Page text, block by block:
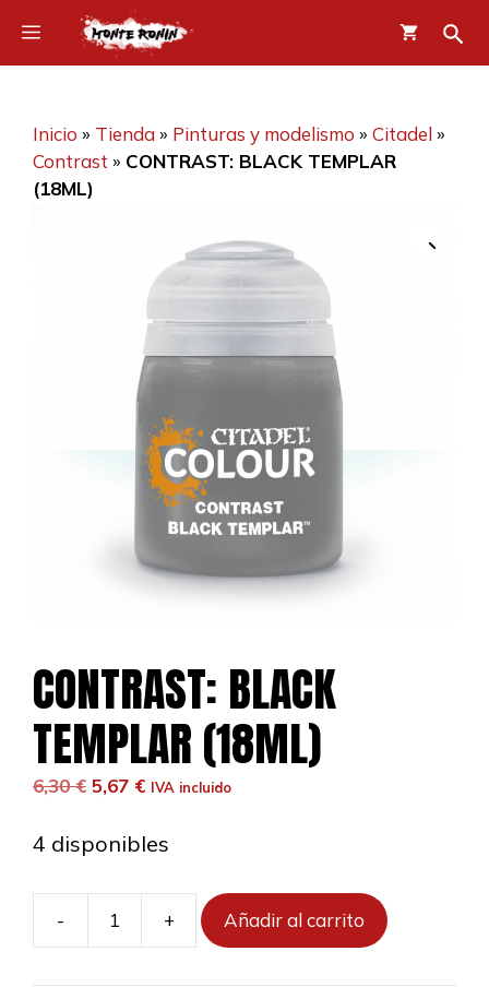
contenido
Menú
Inicio » Tienda» Pinturas y modelismo » Citadel»
Contrast » CONTRAST: BLACK TEMPLAR
(18ML)
CONTRAST: BLACK
TEMPLAR (18ML)
6,30€ El
original
6,30 €.
5,67 €El
actual
5,67 €.
IVA incluido
4 disponibles
-
CONTRAST:
TEMPLAR
+ Añadir al carrito